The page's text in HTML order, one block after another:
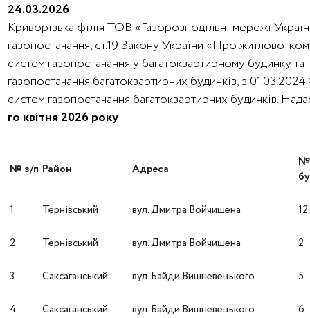
24.03.2026
Криворізька філія ТОВ «Газорозподільні мережі
газопостачання, ст.19 Закону України «Про житлово-
систем газопостачання у багатоквартирному будинку
газопостачання багатоквартирних будинків, з
систем газопостачання багатоквартирних будинків.
го квітня 2026 року
№ з/п Район Адреса
1 Тернівський вул. Дмитра Войчишена 12
2 Тернівський вул. Дмитра Войчишена 2
3 Саксаганський вул. Байди Вишневецького 5
4 Саксаганський вул. Байди Вишневецького 6